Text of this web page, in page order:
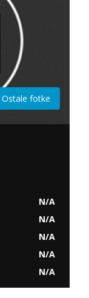
Ostale fotke
N/A
N/A
N/A
N/A
N/A